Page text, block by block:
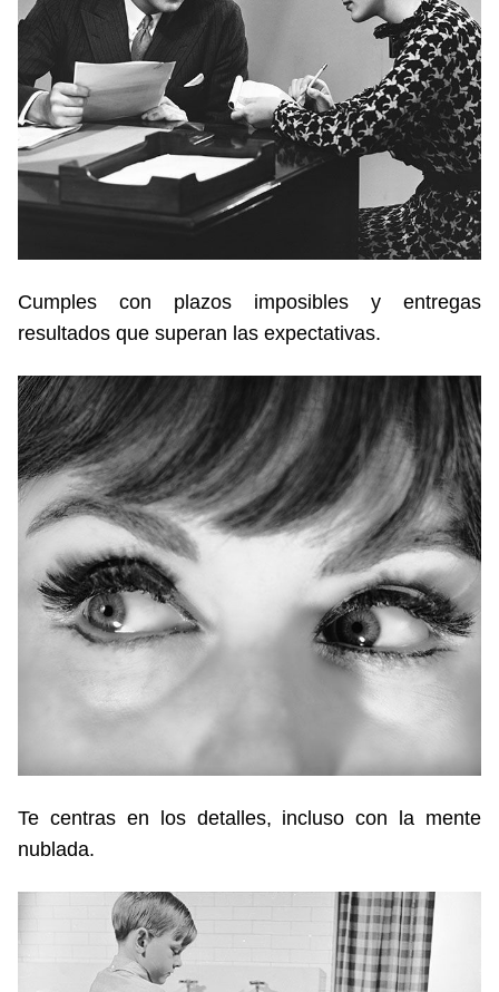
Cumples con plazos imposibles y entregas
resultados que superan las expectativas.
Te centras en los detalles, incluso con la mente
nublada.